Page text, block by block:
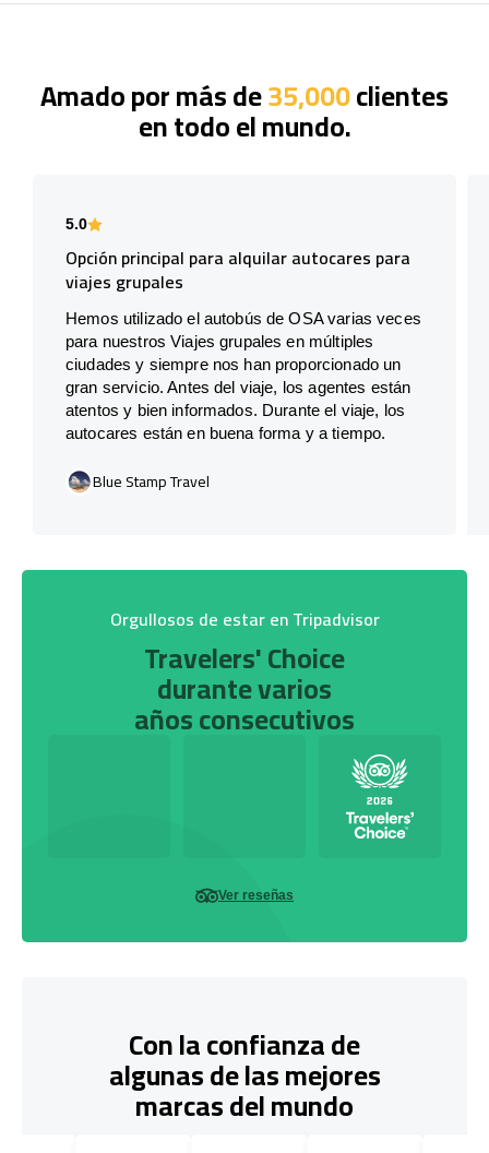
Amado por más de35,000clientes
en todo el mundo.
5.0
Opción principal para alquilar autocares para
viajes grupales
Hemos utilizado el autobús de OSA varias veces
para nuestros Viajes grupales en múltiples
ciudades y siempre nos han proporcionado un
gran servicio. Antes del viaje, los agentes están
atentos y bien informados. Durante el viaje, los
autocares están en buena forma y a tiempo.
Blue Stamp Travel
Orgullosos de estar en Tripadvisor
Travelers' Choice
durante varios
años consecutivos
Ver reseñas
Con la confianza de
algunas de las mejores
marcas del mundo